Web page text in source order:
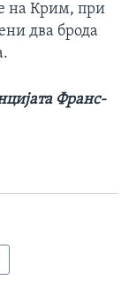
на Крим, при
два брода
Франс-